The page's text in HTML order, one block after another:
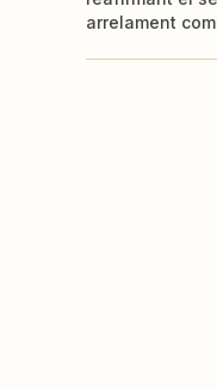
arrelament